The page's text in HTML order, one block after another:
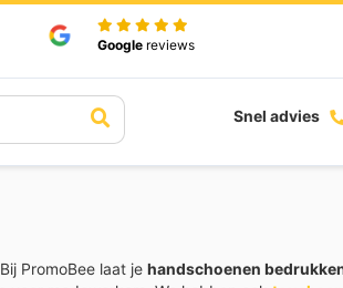
Google reviews
Snel advies
PromoBee laat je handschoenen